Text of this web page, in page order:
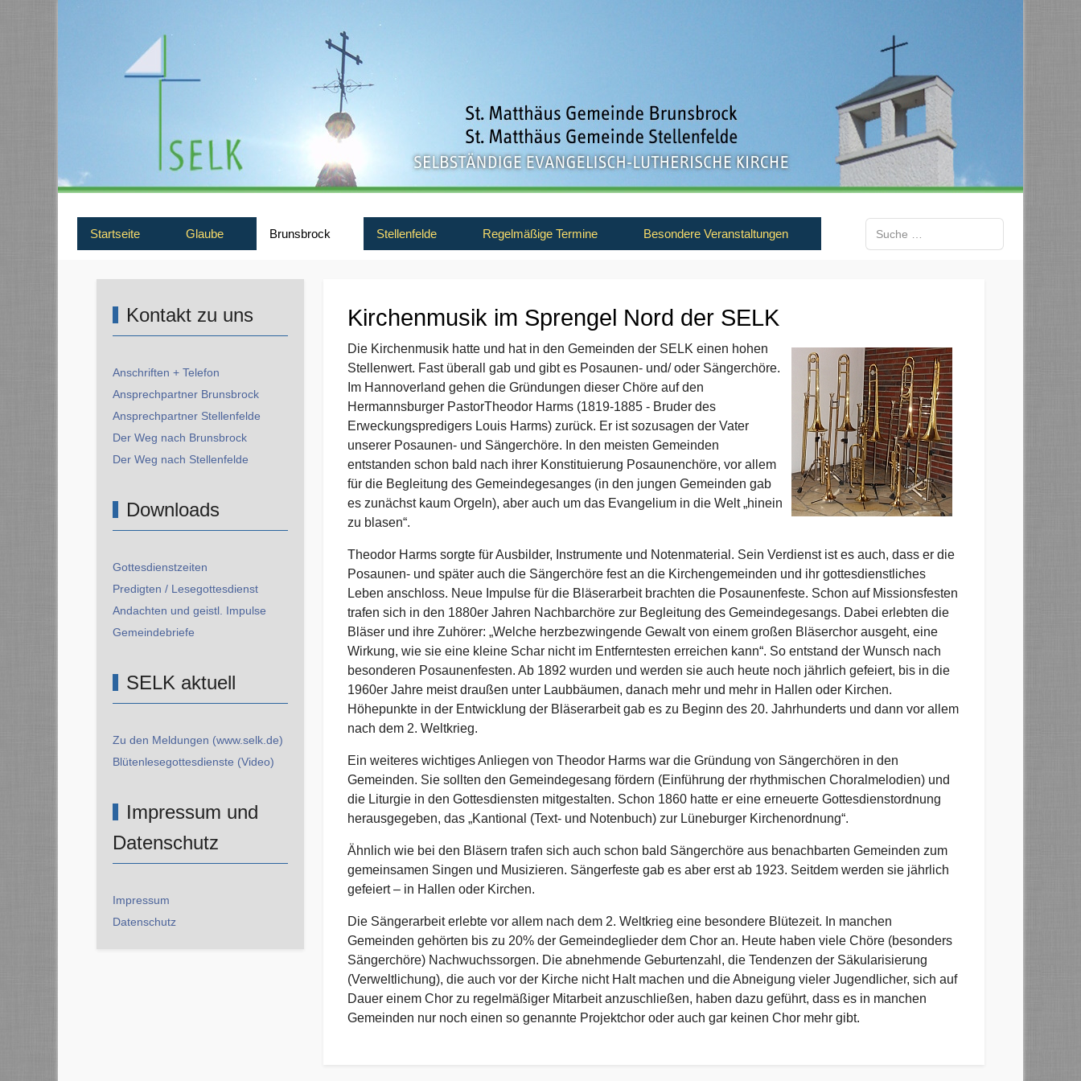
Startseite Glaube Brunsbrock Stellenfelde Regelmäßige Termine Besondere Veranstaltungen
Kontakt zu uns
Anschriften + Telefon
Ansprechpartner Brunsbrock
Ansprechpartner Stellenfelde
Der Weg nach Brunsbrock
Der Weg nach Stellenfelde
Downloads
Gottesdienstzeiten
Predigten / Lesegottesdienst
Andachten und geistl. Impulse
Gemeindebriefe
SELK aktuell
Zu den Meldungen (www.selk.de)
Blütenlesegottesdienste (Video)
Impressum und
Datenschutz
Impressum
Datenschutz
Kirchenmusik im Sprengel Nord der SELK
Die Kirchenmusik hatte und hat in den Gemeinden der SELK einen hohen
Stellenwert. Fast überall gab und gibt es Posaunen- und/ oder Sängerchöre.
Im Hannoverland gehen die Gründungen dieser Chöre auf den
Hermannsburger PastorTheodor Harms (1819-1885 - Bruder des
Erweckungspredigers Louis Harms) zurück. Er ist sozusagen der Vater
unserer Posaunen- und Sängerchöre. In den meisten Gemeinden
entstanden schon bald nach ihrer Konstituierung Posaunenchöre, vor allem
für die Begleitung des Gemeindegesanges (in den jungen Gemeinden gab
es zunächst kaum Orgeln), aber auch um das Evangelium in die Welt „hinein
zu blasen“.
Theodor Harms sorgte für Ausbilder, Instrumente und Notenmaterial. Sein Verdienst ist es auch, dass er die
Posaunen- und später auch die Sängerchöre fest an die Kirchengemeinden und ihr gottesdienstliches
Leben anschloss. Neue Impulse für die Bläserarbeit brachten die Posaunenfeste. Schon auf Missionsfesten
trafen sich in den 1880er Jahren Nachbarchöre zur Begleitung des Gemeindegesangs. Dabei erlebten die
Bläser und ihre Zuhörer: „Welche herzbezwingende Gewalt von einem großen Bläserchor ausgeht, eine
Wirkung, wie sie eine kleine Schar nicht im Entferntesten erreichen kann“. So entstand der Wunsch nach
besonderen Posaunenfesten. Ab 1892 wurden und werden sie auch heute noch jährlich gefeiert, bis in die
1960er Jahre meist draußen unter Laubbäumen, danach mehr und mehr in Hallen oder Kirchen.
Höhepunkte in der Entwicklung der Bläserarbeit gab es zu Beginn des 20. Jahrhunderts und dann vor allem
nach dem 2. Weltkrieg.
Ein weiteres wichtiges Anliegen von Theodor Harms war die Gründung von Sängerchören in den
Gemeinden. Sie sollten den Gemeindegesang fördern (Einführung der rhythmischen Choralmelodien) und
die Liturgie in den Gottesdiensten mitgestalten. Schon 1860 hatte er eine erneuerte Gottesdienstordnung
herausgegeben, das „Kantional (Text- und Notenbuch) zur Lüneburger Kirchenordnung“.
Ähnlich wie bei den Bläsern trafen sich auch schon bald Sängerchöre aus benachbarten Gemeinden zum
gemeinsamen Singen und Musizieren. Sängerfeste gab es aber erst ab 1923. Seitdem werden sie jährlich
gefeiert – in Hallen oder Kirchen.
Die Sängerarbeit erlebte vor allem nach dem 2. Weltkrieg eine besondere Blütezeit. In manchen
Gemeinden gehörten bis zu 20% der Gemeindeglieder dem Chor an. Heute haben viele Chöre (besonders
Sängerchöre) Nachwuchssorgen. Die abnehmende Geburtenzahl, die Tendenzen der Säkularisierung
(Verweltlichung), die auch vor der Kirche nicht Halt machen und die Abneigung vieler Jugendlicher, sich auf
Dauer einem Chor zu regelmäßiger Mitarbeit anzuschließen, haben dazu geführt, dass es in manchen
Gemeinden nur noch einen so genannte Projektchor oder auch gar keinen Chor mehr gibt.